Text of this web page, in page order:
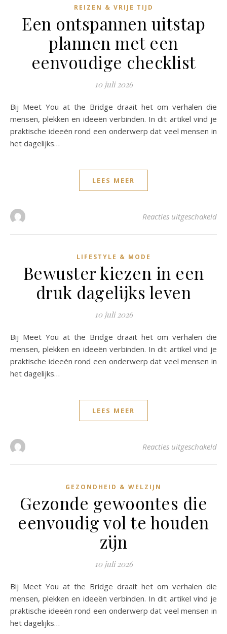
REIZEN & VRIJE TIJD
Een ontspannen uitstap
plannen met een
eenvoudige checklist
10 juli 2026
Bij Meet You at the Bridge draait het om verhalen die
mensen, plekken en ideeën verbinden. In dit artikel vind je
praktische ideeën rond een onderwerp dat veel mensen in
het dagelijks…
LEES MEER
Reacties uitgeschakeld
LIFESTYLE & MODE
Bewuster kiezen in een
druk dagelijks leven
10 juli 2026
Bij Meet You at the Bridge draait het om verhalen die
mensen, plekken en ideeën verbinden. In dit artikel vind je
praktische ideeën rond een onderwerp dat veel mensen in
het dagelijks…
LEES MEER
Reacties uitgeschakeld
GEZONDHEID & WELZIJN
Gezonde gewoontes die
eenvoudig vol te houden
zijn
10 juli 2026
Bij Meet You at the Bridge draait het om verhalen die
mensen, plekken en ideeën verbinden. In dit artikel vind je
praktische ideeën rond een onderwerp dat veel mensen in
het dagelijks…